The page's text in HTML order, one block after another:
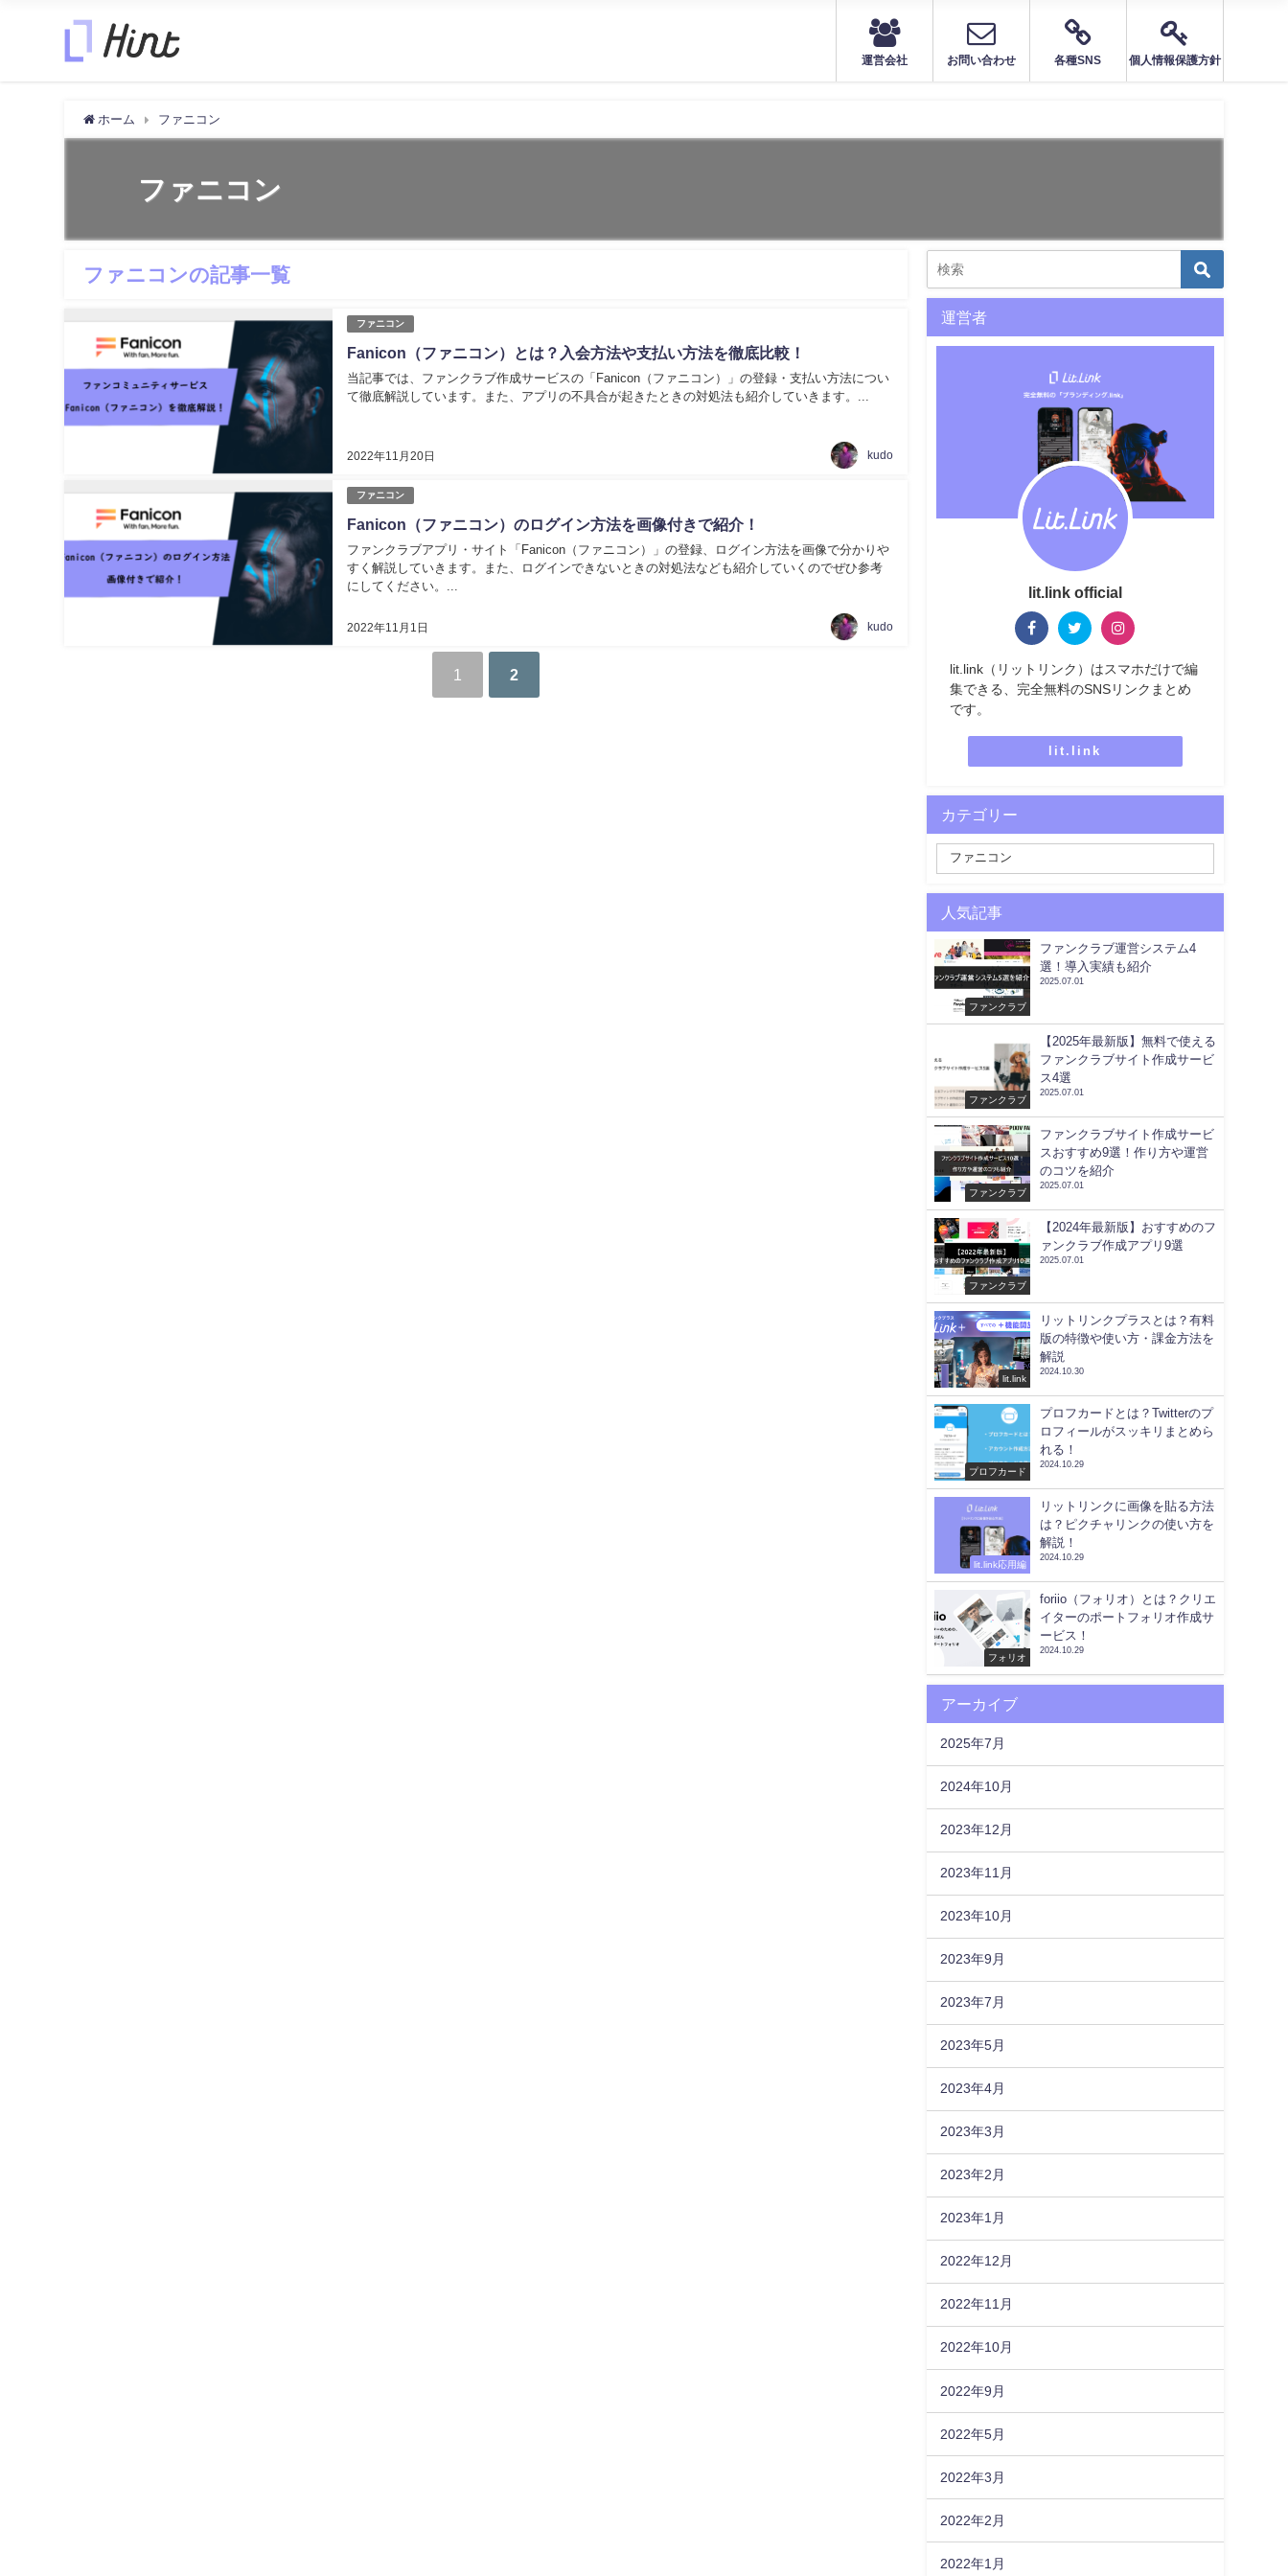
運営会社 お問い合わせ 各種SNS 個人情報保護方針
ホーム ファニコン
ファニコン
ファニコンの記事一覧
ファニコン
Fanicon（ファニコン）とは？入会方法や支払い方法を徹底比較！
2022年11月20日
当記事では、ファンクラブ作成サービスの「Fanicon（ファニコン）」の登録・支払い方法につい
て徹底解説しています。また、アプリの不具合が起きたときの対処法も紹介していきます。...
kudo
ファニコン
Fanicon（ファニコン）のログイン方法を画像付きで紹介！
2022年11月1日
ファンクラブアプリ・サイト「Fanicon（ファニコン）」の登録、ログイン方法を画像で分かりや
すく解説していきます。また、ログインできないときの対処法なども紹介していくのでぜひ参考
にしてください。...
kudo
1 2
運営者
lit.link official
lit.link（リットリンク）はスマホだけで編
集できる、完全無料のSNSリンクまとめ
です。
lit.link
カテゴリー
人気記事
ファンクラブ
ファンクラブ運営システム4
選！導入実績も紹介
2025.07.01
ファンクラブ
【2025年最新版】無料で使える
ファンクラブサイト作成サービ
ス4選
2025.07.01
ファンクラブ
ファンクラブサイト作成サービ
スおすすめ9選！作り方や運営
のコツを紹介
2025.07.01
ファンクラブ
【2024年最新版】おすすめのフ
ァンクラブ作成アプリ9選
2025.07.01
lit.link
リットリンクプラスとは？有料
版の特徴や使い方・課金方法を
解説
2024.10.30
プロフカード
プロフカードとは？Twitterのプ
ロフィールがスッキリまとめら
れる！
2024.10.29
lit.link応用編
リットリンクに画像を貼る方法
は？ピクチャリンクの使い方を
解説！
2024.10.29
フォリオ
foriio（フォリオ）とは？クリエ
イターのポートフォリオ作成サ
ービス！
2024.10.29
アーカイブ
2025年7月
2024年10月
2023年12月
2023年11月
2023年10月
2023年9月
2023年7月
2023年5月
2023年4月
2023年3月
2023年2月
2023年1月
2022年12月
2022年11月
2022年10月
2022年9月
2022年5月
2022年3月
2022年2月
2022年1月